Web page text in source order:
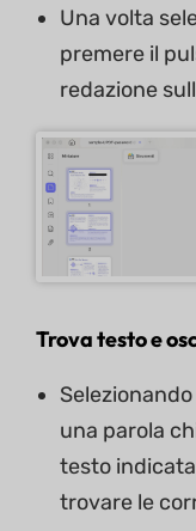
Una volta
premere il
redazione
Trova testo e
una parola
testo
trovare le